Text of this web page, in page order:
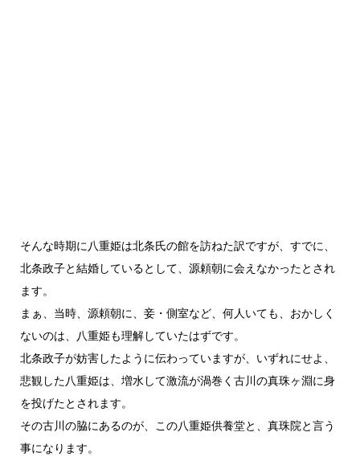
そんな時期に八重姫は北条氏の館を訪ねた訳ですが、すでに、
北条政子と結婚しているとして、源頼朝に会えなかったとされ
ます。
まぁ、当時、源頼朝に、妾・側室など、何人いても、おかしく
ないのは、八重姫も理解していたはずです。
北条政子が妨害したように伝わっていますが、いずれにせよ、
悲観した八重姫は、増水して激流が渦巻く古川の真珠ヶ淵に身
を投げたとされます。
その古川の脇にあるのが、この八重姫供養堂と、真珠院と言う
事になります。